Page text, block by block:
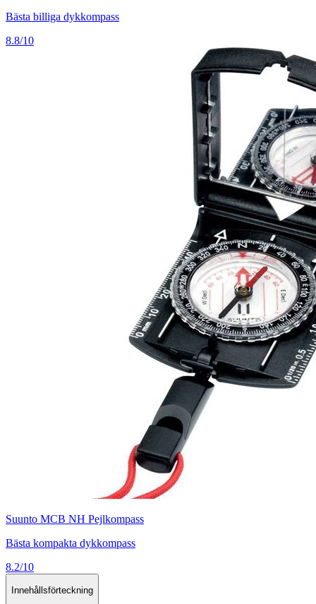
Bästa billiga dykkompass
8.8/10
Suunto MCB NH Pejlkompass
Bästa kompakta dykkompass
8.2/10
Innehållsförteckning